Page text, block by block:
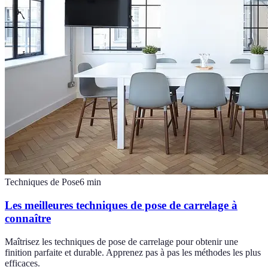
Techniques de Pose6 min
Les meilleures techniques de pose de carrelage à
connaître
Maîtrisez les techniques de pose de carrelage pour obtenir une
finition parfaite et durable. Apprenez pas à pas les méthodes les plus
efficaces.